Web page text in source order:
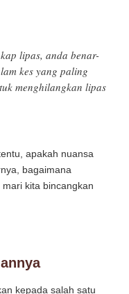
lipas, anda benar-
kes yang paling
menghilangkan lipas
apakah nuansa
bagaimana
kita bincangkan
kepada salah satu